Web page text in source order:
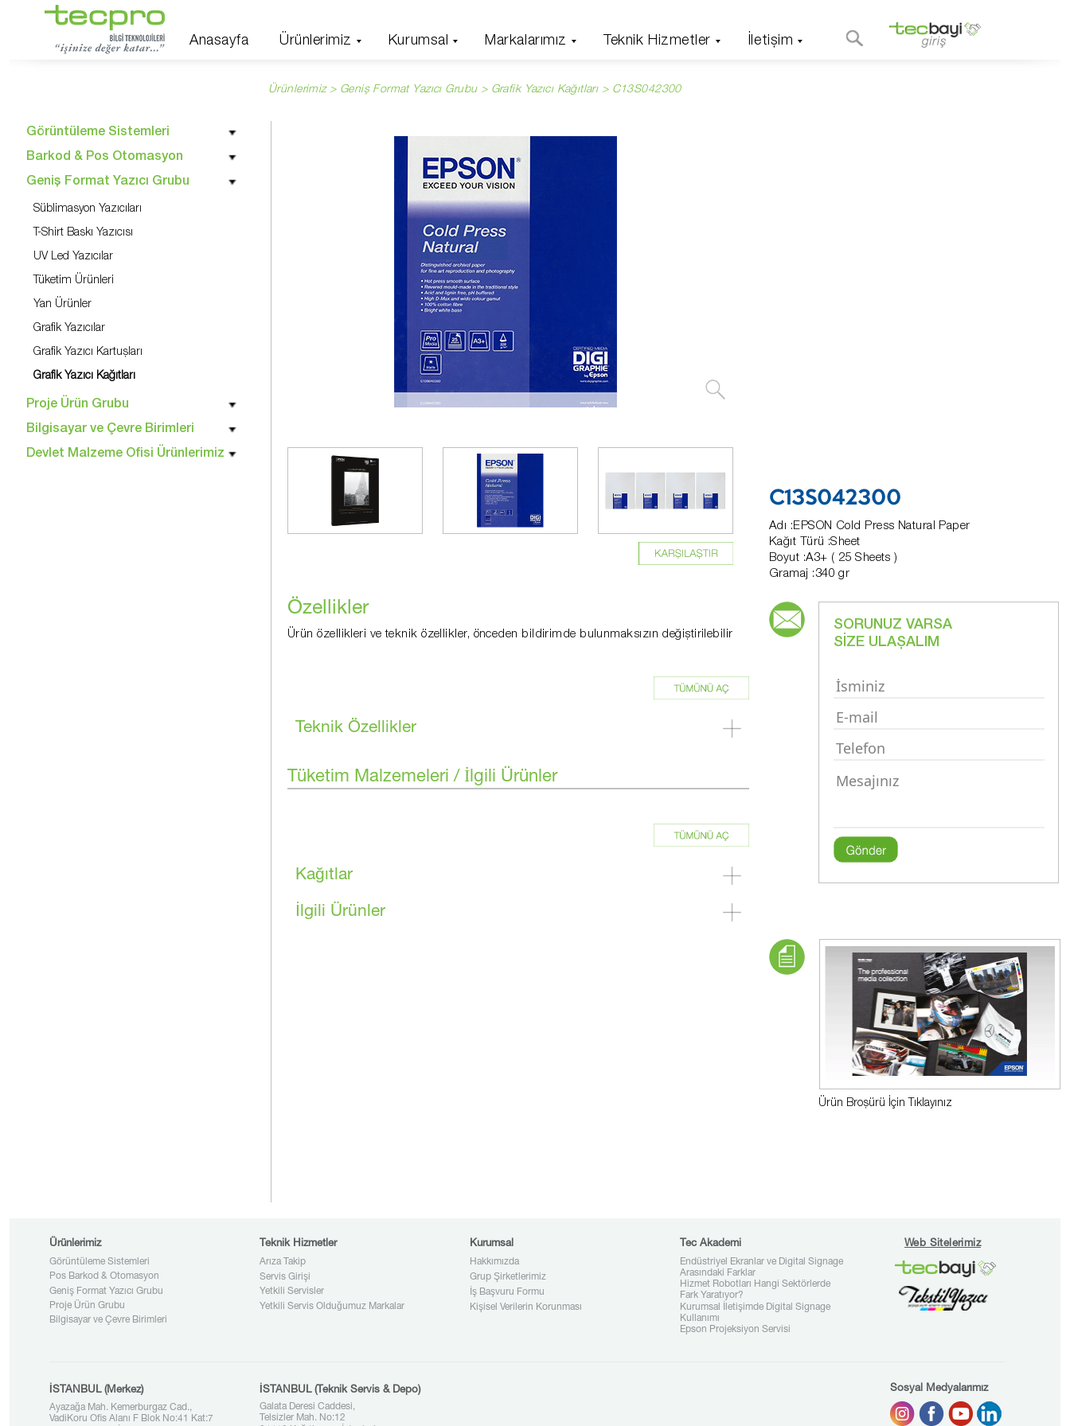
Anasayfa Ürünlerimiz Kurumsal Markalarımız Teknik Hizmetler İletişim
Ürünlerimiz > Geniş Format Yazıcı Grubu > Grafik Yazıcı Kağıtları> C13S042300
Görüntüleme Sistemleri
Barkod & Pos Otomasyon
Geniş Format Yazıcı Grubu
Süblimasyon Yazıcıları
T-Shirt Baskı Yazıcısı
UV Led Yazıcılar
Tüketim Ürünleri
Yan Ürünler
Grafik Yazıcılar
Grafik Yazıcı Kartuşları
Grafik Yazıcı Kağıtları
Proje Ürün Grubu
Bilgisayar ve Çevre Birimleri
Devlet Malzeme Ofisi Ürünlerimiz
Özellikler
Ürün özellikleri ve teknik özellikler, önceden bildirimde bulunmaksızın değiştirilebilir
Teknik Özellikler
Tüketim Malzemeleri / İlgili Ürünler
Kağıtlar
İlgili Ürünler
C13S042300
Adı :EPSON Cold Press Natural Paper
Kağıt Türü :Sheet
Boyut :A3+ ( 25 Sheets )
Gramaj :340 gr
SORUNUZ VARSA
SİZE ULAŞALIM
Ürün Broşürü İçin Tıklayınız
Ürünlerimiz
Görüntüleme Sistemleri
Pos Barkod & Otomasyon
Geniş Format Yazıcı Grubu
Proje Ürün Grubu
Bilgisayar ve Çevre Birimleri
Teknik Hizmetler
Arıza Takip
Servis Girişi
Yetkili Servisler
Yetkili Servis Olduğumuz Markalar
Kurumsal
Hakkımızda
Grup Şirketlerimiz
İş Başvuru Formu
Kişisel Verilerin Korunması
Tec Akademi
Endüstriyel Ekranlar ve Digital Signage
Arasındaki Farklar
Hizmet Robotları Hangi Sektörlerde
Fark Yaratıyor?
Kurumsal İletişimde Digital Signage
Kullanımı
Epson Projeksiyon Servisi
Web Sitelerimiz
İSTANBUL (Merkez)
Ayazağa Mah. Kemerburgaz Cad.,
VadiKoru Ofis Alanı F Blok No:41 Kat:7
İSTANBUL (Teknik Servis & Depo)
Galata Deresi Caddesi,
Telsizler Mah. No:12
Sosyal Medyalarımız